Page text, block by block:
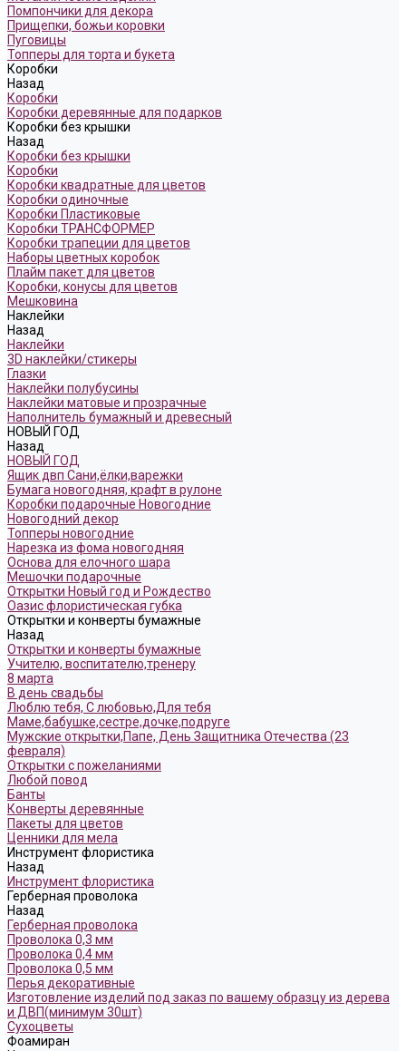
Помпончики для декора
Прищепки, божьи коровки
Пуговицы
Топперы для торта и букета
Коробки
Назад
Коробки
Коробки деревянные для подарков
Коробки без крышки
Назад
Коробки без крышки
Коробки
Коробки квадратные для цветов
Коробки одиночные
Коробки Пластиковые
Коробки ТРАНСФОРМЕР
Коробки трапеции для цветов
Наборы цветных коробок
Плайм пакет для цветов
Коробки, конусы для цветов
Мешковина
Наклейки
Назад
Наклейки
3D наклейки/стикеры
Глазки
Наклейки полубусины
Наклейки матовые и прозрачные
Наполнитель бумажный и древесный
НОВЫЙ ГОД
Назад
НОВЫЙ ГОД
Ящик двп Сани,ёлки,варежки
Бумага новогодняя, крафт в рулоне
Коробки подарочные Новогодние
Новогодний декор
Топперы новогодние
Нарезка из фома новогодняя
Основа для елочного шара
Мешочки подарочные
Открытки Новый год и Рождество
Оазис флористическая губка
Открытки и конверты бумажные
Назад
Открытки и конверты бумажные
Учителю, воспитателю,тренеру
8 марта
В день свадьбы
Люблю тебя, С любовью,Для тебя
Маме,бабушке,сестре,дочке,подруге
Мужские открытки,Папе, День Защитника Отечества (23
февраля)
Открытки с пожеланиями
Любой повод
Банты
Конверты деревянные
Пакеты для цветов
Ценники для мела
Инструмент флористика
Назад
Инструмент флористика
Герберная проволока
Назад
Герберная проволока
Проволока 0,3 мм
Проволока 0,4 мм
Проволока 0,5 мм
Перья декоративные
Изготовление изделий под заказ по вашему образцу из дерева
и ДВП(минимум 30шт)
Сухоцветы
Фоамиран